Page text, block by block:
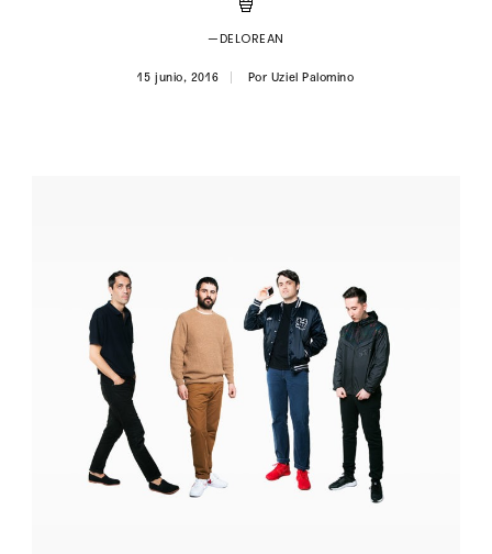
© 2015-2022 UMOMAG. PROPIEDAD DE UMO agency. TODOS LOS
—DELOREAN
15 junio, 2016 Por Uziel Palomino